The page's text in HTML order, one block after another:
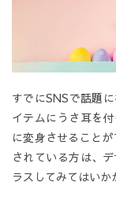
すでにSNSで話題
イテムにうさ耳を
に変身させること
されている方は、
ラスしてみてはいか